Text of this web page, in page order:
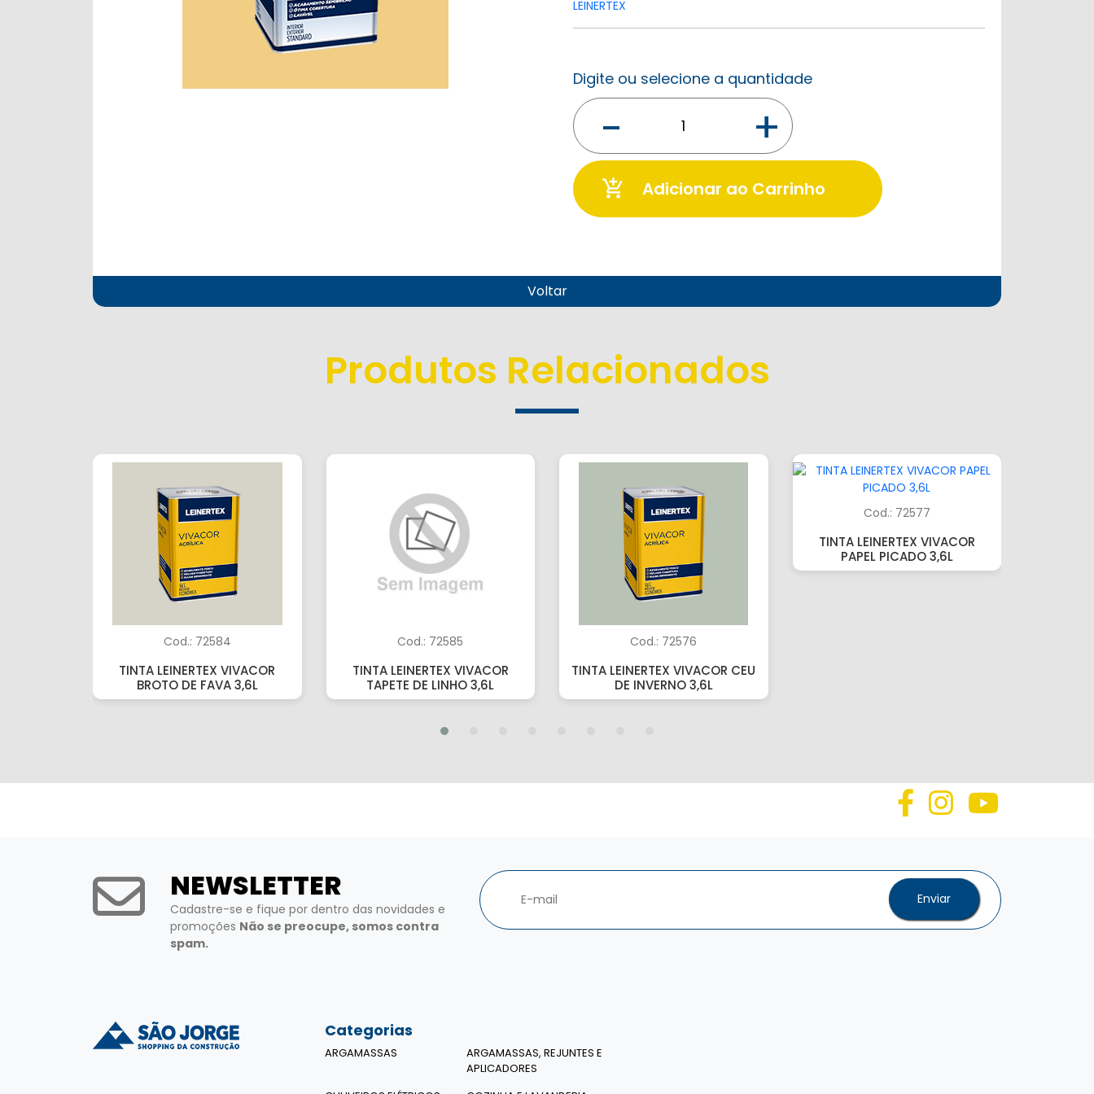
LEINERTEX
Digite ou selecione a quantidade
- +
add_shopping_cart Adicionar ao Carrinho
Voltar
Produtos Relacionados
Cod.: 72584
TINTA LEINERTEX VIVACOR
BROTO DE FAVA 3,6L
Cod.: 72585
TINTA LEINERTEX VIVACOR
TAPETE DE LINHO 3,6L
Cod.: 72576
TINTA LEINERTEX VIVACOR CEU
DE INVERNO 3,6L
Cod.: 72577
TINTA LEINERTEX VIVACOR
PAPEL PICADO 3,6L
NEWSLETTER
Cadastre-se e fique por dentro das novidades e
promoções Não se preocupe, somos contra
spam.
Enviar
Categorias
ARGAMASSAS
ARGAMASSAS, REJUNTES E
APLICADORES